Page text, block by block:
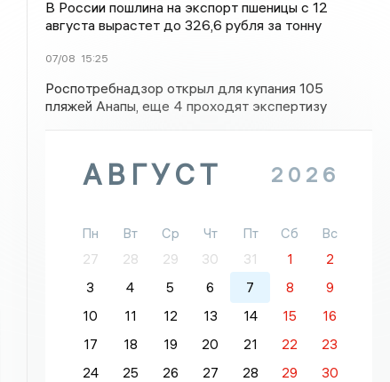
В России пошлина на экспорт пшеницы с 12
августа вырастет до 326,6 рубля за тонну
07/08 15:25
Роспотребнадзор открыл для купания 105
пляжей Анапы, еще 4 проходят экспертизу
АВГУСТ 2026
Пн Вт Ср Чт Пт Сб
Вс
27
28 29 30 31 1
2
3
4 5 6 7 8
9
10
11 12 13 14 15
16
17
18 19 20 21 22
23
24
25 26 27 28 29
30